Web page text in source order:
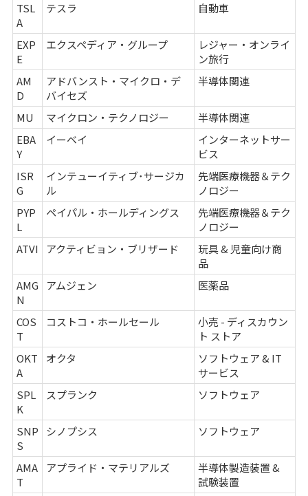
TSL
A
テスラ 自動車
EXP
E
エクスペディア・グループ
レジャー・オンライ
ン旅行
AM
D
アドバンスト・マイクロ・デ
バイセズ
半導体関連
MU マイクロン・テクノロジー
半導体関連
EBA
Y
イーベイ
インターネットサー
ビス
ISR
G
インテューイティブ･サージカ
ル
先端医療機器＆テク
ノロジー
PYP
L
ペイパル・ホールディングス
先端医療機器＆テク
ノロジー
ATVI
アクティビョン・ブリザード
玩具 & 児童向け商
品
AMG
N
アムジェン 医薬品
COS
T
コストコ・ホールセール
小売 - ディスカウン
ト ストア
OKT
A
オクタ
ソフトウェア & IT
サービス
SPL
K
スプランク ソフトウェア
SNP
S
シノプシス ソフトウェア
AMA
T
アプライド・マテリアルズ
半導体製造装置 &
試験装置